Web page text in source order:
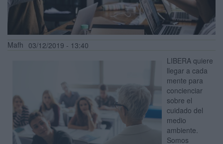
Mafh 03/12/2019 - 13:40
LIBERA quiere
llegar a cada
mente para
concienciar
sobre el
cuidado del
medio
ambiente.
Somos